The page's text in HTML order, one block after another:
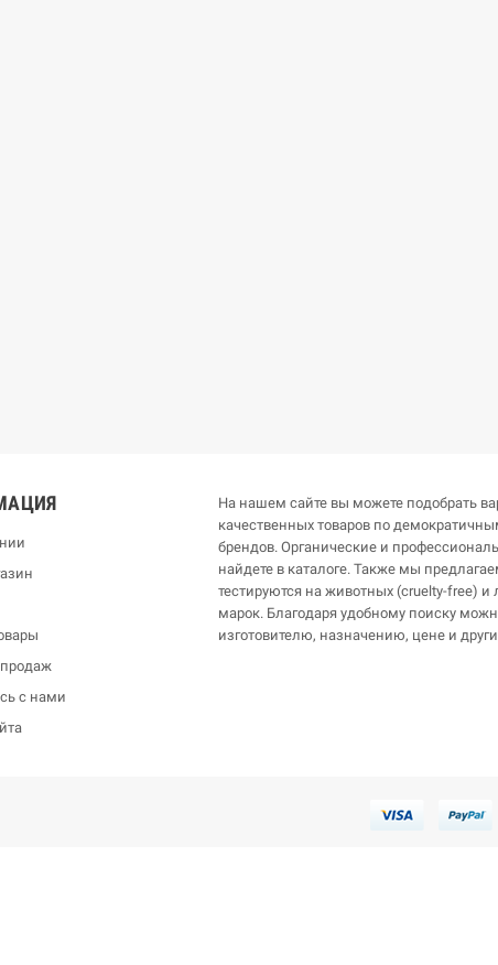
с нами
На нашем сайте вы можете подобрать
качественных товаров по
брендов. Органические и
найдете в каталоге. Также мы
тестируются на животных (cruelty-free)
марок. Благодаря удобному поиску
изготовителю, назначению, цене и